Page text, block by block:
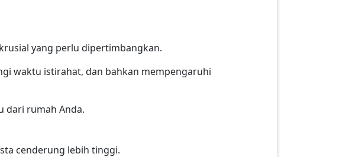
yang perlu dipertimbangkan.
waktu istirahat, dan bahkan mempengaruhi
dari rumah Anda.
cenderung lebih tinggi.